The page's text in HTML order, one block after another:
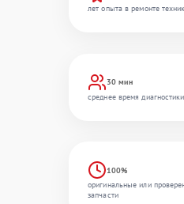
лет опыта в ремонте
30 мин
среднее время диагностики
100%
оригинальные или
запчасти